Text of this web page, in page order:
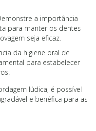
a importância
para manter os dentes
seja eficaz.
da higiene oral de
para estabelecer
lúdica, é possível
e benéfica para as